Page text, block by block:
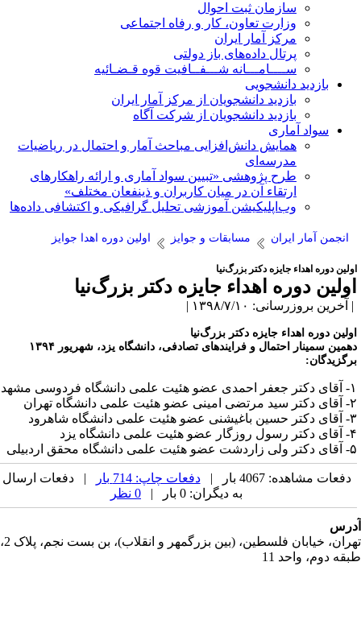
سازمان ثبت احوال
وزارت تعاون، کار و رفاه اجتماعی
مرکز آمار ایران
پرتال داده‌های باز دولتی
ســــامـــانه شـــفــافیت قوه قـضـائیه
بازدید دانشجویی
بازدید دانشجویان از مرکز آمار ایران
بازدید دانشجویان از شرکت آگاه
سواد آماری
همایش دانش‌افزایی مباحث آمار و احتمال در ریاضیات
مدرسه‌ای
طرح پژوهشی «تبیین سواد آماری و ارائه راهکارهای
ارتقاء آن در میان کاربران و ذینفعان مختلف»
وب‌اپلیکیشن آموزشی تحلیل گرافیکی و اکتشافی داده‌ها
انجمن آمار ایران مسابقات و جوایز اولین دوره اهدا جوایز
دوره اهداء جایزه دکتر بزرگ‌نیا
دوره اهداء جایزه دکتر بزرگ‌نیا
بروزرسانی: ۱۳۹۸/۷/۱۰ |
دوره اهداء جایزه دکتر بزرگ‌نیا
سمینار احتمال و فرایندهای تصادفی، دانشگاه یزد، شهریور ۱۳۹۴
دفعات مشاهده: 4067 بار | دفعات چاپ: 714 بار
| دفعات ارسال
به دیگران: 0 بار |
تهران، خیابان فلسطین، (بین بزرگمهر و انقلاب)، بن بست نجم، پلاک 2،
دوم، واحد 11